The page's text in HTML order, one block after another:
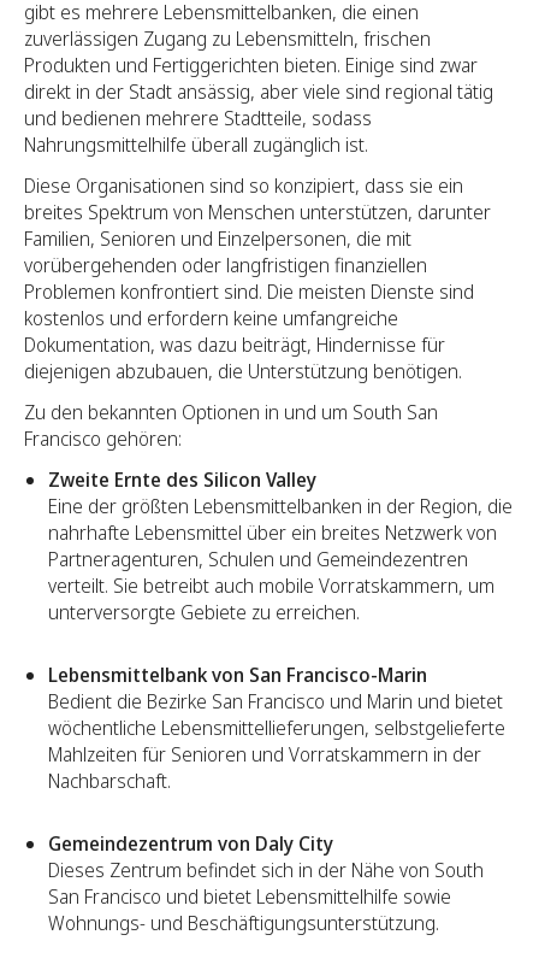
gibt es mehrere Lebensmittelbanken, die einen
zuverlässigen Zugang zu Lebensmitteln, frischen
Produkten und Fertiggerichten bieten. Einige sind zwar
direkt in der Stadt ansässig, aber viele sind regional tätig
und bedienen mehrere Stadtteile, sodass
Nahrungsmittelhilfe überall zugänglich ist.
Diese Organisationen sind so konzipiert, dass sie ein
breites Spektrum von Menschen unterstützen, darunter
Familien, Senioren und Einzelpersonen, die mit
vorübergehenden oder langfristigen finanziellen
Problemen konfrontiert sind. Die meisten Dienste sind
kostenlos und erfordern keine umfangreiche
Dokumentation, was dazu beiträgt, Hindernisse für
diejenigen abzubauen, die Unterstützung benötigen.
Zu den bekannten Optionen in und um South San
Francisco gehören:
Zweite Ernte des Silicon Valley
Eine der größten Lebensmittelbanken in der Region, die
nahrhafte Lebensmittel über ein breites Netzwerk von
Partneragenturen, Schulen und Gemeindezentren
verteilt. Sie betreibt auch mobile Vorratskammern, um
unterversorgte Gebiete zu erreichen.
Lebensmittelbank von San Francisco-Marin
Bedient die Bezirke San Francisco und Marin und bietet
wöchentliche Lebensmittellieferungen, selbstgelieferte
Mahlzeiten für Senioren und Vorratskammern in der
Nachbarschaft.
Gemeindezentrum von Daly City
Dieses Zentrum befindet sich in der Nähe von South
San Francisco und bietet Lebensmittelhilfe sowie
Wohnungs- und Beschäftigungsunterstützung.